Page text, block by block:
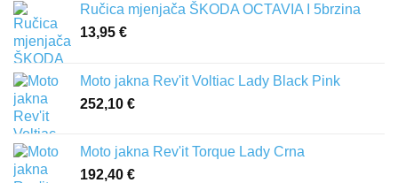
Ručica mjenjača ŠKODA OCTAVIA I 5brzina
13,95 €
Moto jakna Rev'it Voltiac Lady Black Pink
252,10 €
Moto jakna Rev'it Torque Lady Crna
192,40 €